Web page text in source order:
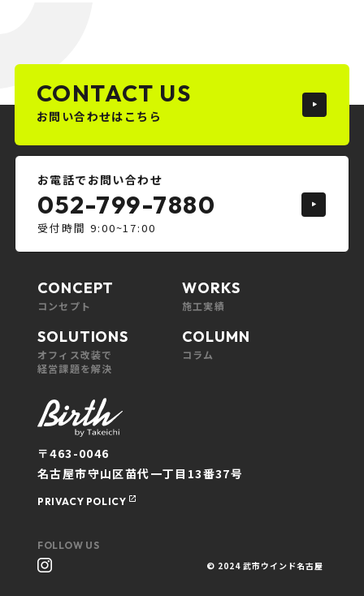
CONTACT US
お問い合わせはこちら
お電話でお問い合わせ
052-799-7880
受付時間 9:00~17:00
CONCEPT
コンセプト
SOLUTIONS
オフィス改装で
経営課題を解決
WORKS
施工実績
COLUMN
コラム
〒463-0046
名古屋市守山区苗代一丁目13番37号
PRIVACY POLICY
FOLLOW US
© 2024 武市ウインド名古屋